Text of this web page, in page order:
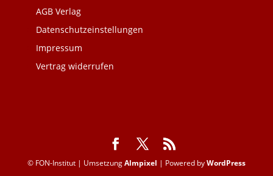
AGB Verlag
Datenschutzeinstellungen
Impressum
Vertrag widerrufen
© FON-Institut | UmsetzungAlmpixel | Powered byWordPress